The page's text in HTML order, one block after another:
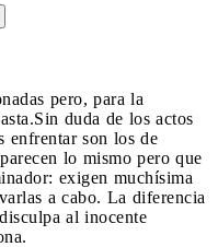
pero, para la
Sin duda de los actos
enfrentar son los de
lo mismo pero que
exigen muchísima
a cabo. La diferencia
al inocente